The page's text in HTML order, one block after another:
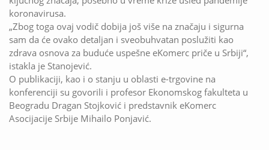
koronavirusa.
„Zbog toga ovaj vodič dobija još više na značaju i sigurna
sam da će ovako detaljan i sveobuhvatan poslužiti kao
zdrava osnova za buduće uspešne eKomerc priče u Srbiji“,
istakla je Stanojević.
O publikaciji, kao i o stanju u oblasti e-trgovine na
konferenciji su govorili i profesor Ekonomskog fakulteta u
Beogradu Dragan Stojković i predstavnik eKomerc
Asocijacije Srbije Mihailo Ponjavić.